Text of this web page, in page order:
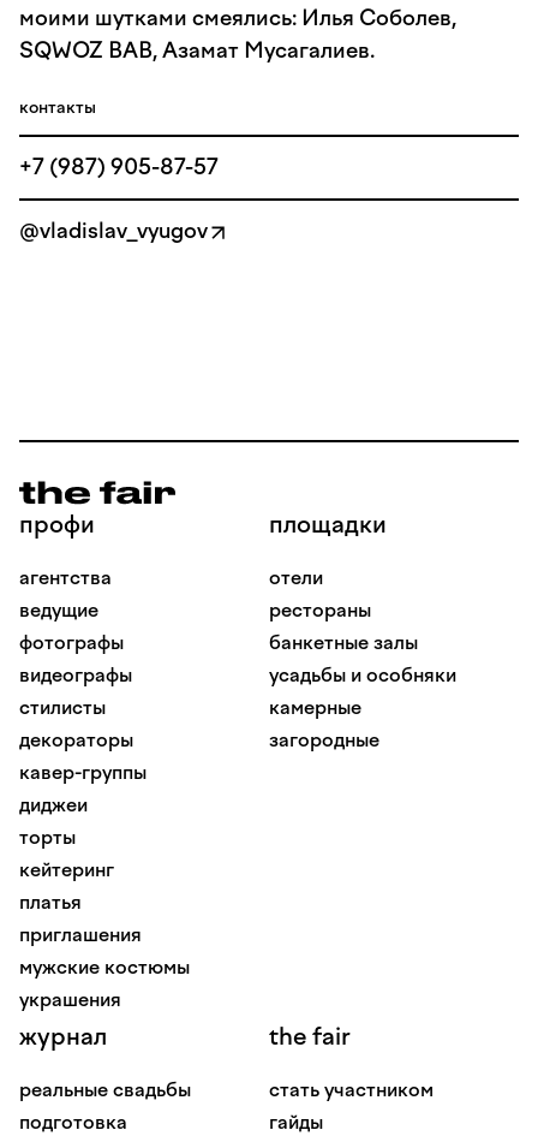
моими шутками смеялись: Илья Соболев,
SQWOZ BAB, Азамат Мусагалиев.
контакты
+7 (987) 905-87-57
@vladislav_vyugov
профи
агентства
ведущие
фотографы
видеографы
стилисты
декораторы
кавер-группы
диджеи
торты
кейтеринг
платья
приглашения
мужские костюмы
украшения
площадки
отели
рестораны
банкетные залы
усадьбы и особняки
камерные
загородные
журнал
реальные свадьбы
подготовка
the fair
стать участником
гайды